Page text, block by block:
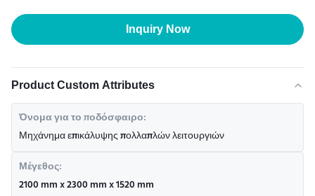
Inquiry Now
Product Custom Attributes
Όνομα για το ποδόσφαιρο:
Μηχάνημα επικάλυψης πολλαπλών λειτουργιών
Μέγεθος:
2100 mm x 2300 mm x 1520 mm